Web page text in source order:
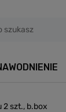
2 szt., b.box